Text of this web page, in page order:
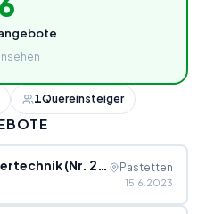
1Quereinsteiger
Vorarbeiter (m/w/d) Isoliertechnik (Nr. 289) Pastetten
15.6.2023